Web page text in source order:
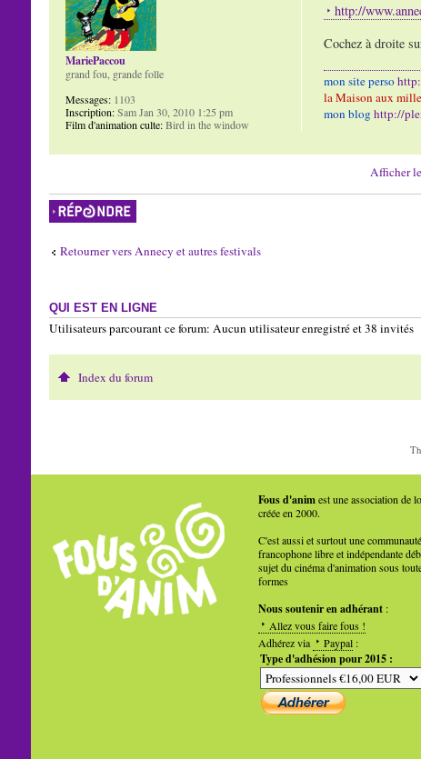
http://
Cochez à droite
mon site perso
la Maison aux
mon blog http://
MariePaccou
grand fou, grande folle
Messages:1103
Inscription:Sam Jan 30, 2010 1:25 pm
Film d'animation culte:Bird in the window
Afficher
Répondre
Retourner vers Annecy et autres festivals
QUI EST EN LIGNE
Utilisateurs parcourant ce forum: Aucun utilisateur enregistré et 38 invités
Index du forum
Fous d'animest une association de
créée en 2000.
C'est aussi et surtout une communauté
francophone libre et indépendante
sujet du cinéma d'animation sous
formes
Nous soutenir en adhérant:
Allez vous faire fous !
Adhérez via
Paypal:
Type d'adhésion pour 2015 :